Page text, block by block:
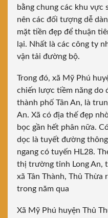
bằng chung các khu vực
nên các đối tượng dễ
mặt tiền đẹp để thuận
lại. Nhất là các công ty
vận tải đường bộ.
Trong đó, xã Mỹ Phú
chiến lược tiềm năng do
thành phố Tân An, là
An. Xã có địa thế đẹp
bọc gần hết phân nữa.
dọc là tuyết đường
ngang có tuyến HL28.
thị trường tỉnh Long An,
xã Tân Thành, Thủ
trong năm qua
Xã Mỹ Phú huyện Thủ